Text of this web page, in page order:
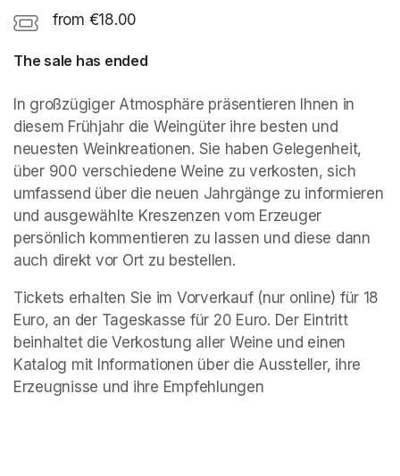
from €18.00
The sale has ended
In großzügiger Atmosphäre präsentieren Ihnen in
diesem Frühjahr die Weingüter ihre besten und
neuesten Weinkreationen. Sie haben Gelegenheit,
über 900 verschiedene Weine zu verkosten, sich
umfassend über die neuen Jahrgänge zu informieren
und ausgewählte Kreszenzen vom Erzeuger
persönlich kommentieren zu lassen und diese dann
auch direkt vor Ort zu bestellen.
Tickets erhalten Sie im Vorverkauf (nur online) für 18
Euro, an der Tageskasse für 20 Euro. Der Eintritt
beinhaltet die Verkostung aller Weine und einen
Katalog mit Informationen über die Aussteller, ihre
Erzeugnisse und ihre Empfehlungen